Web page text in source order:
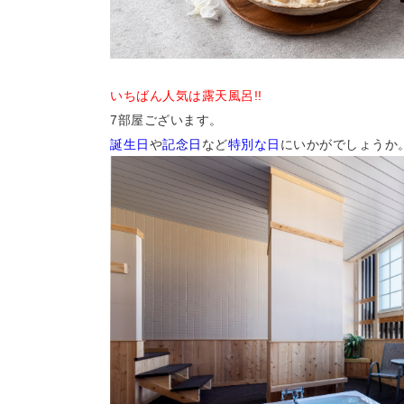
いちばん人気は露天風呂!!
7部屋ございます。
誕生日や記念日 など特別な日 にいかがでしょうか